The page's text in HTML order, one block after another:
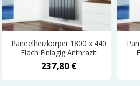
Paneelheizkörper 1800 x 440
Flach Einlagig Anthrazit
237,80 €